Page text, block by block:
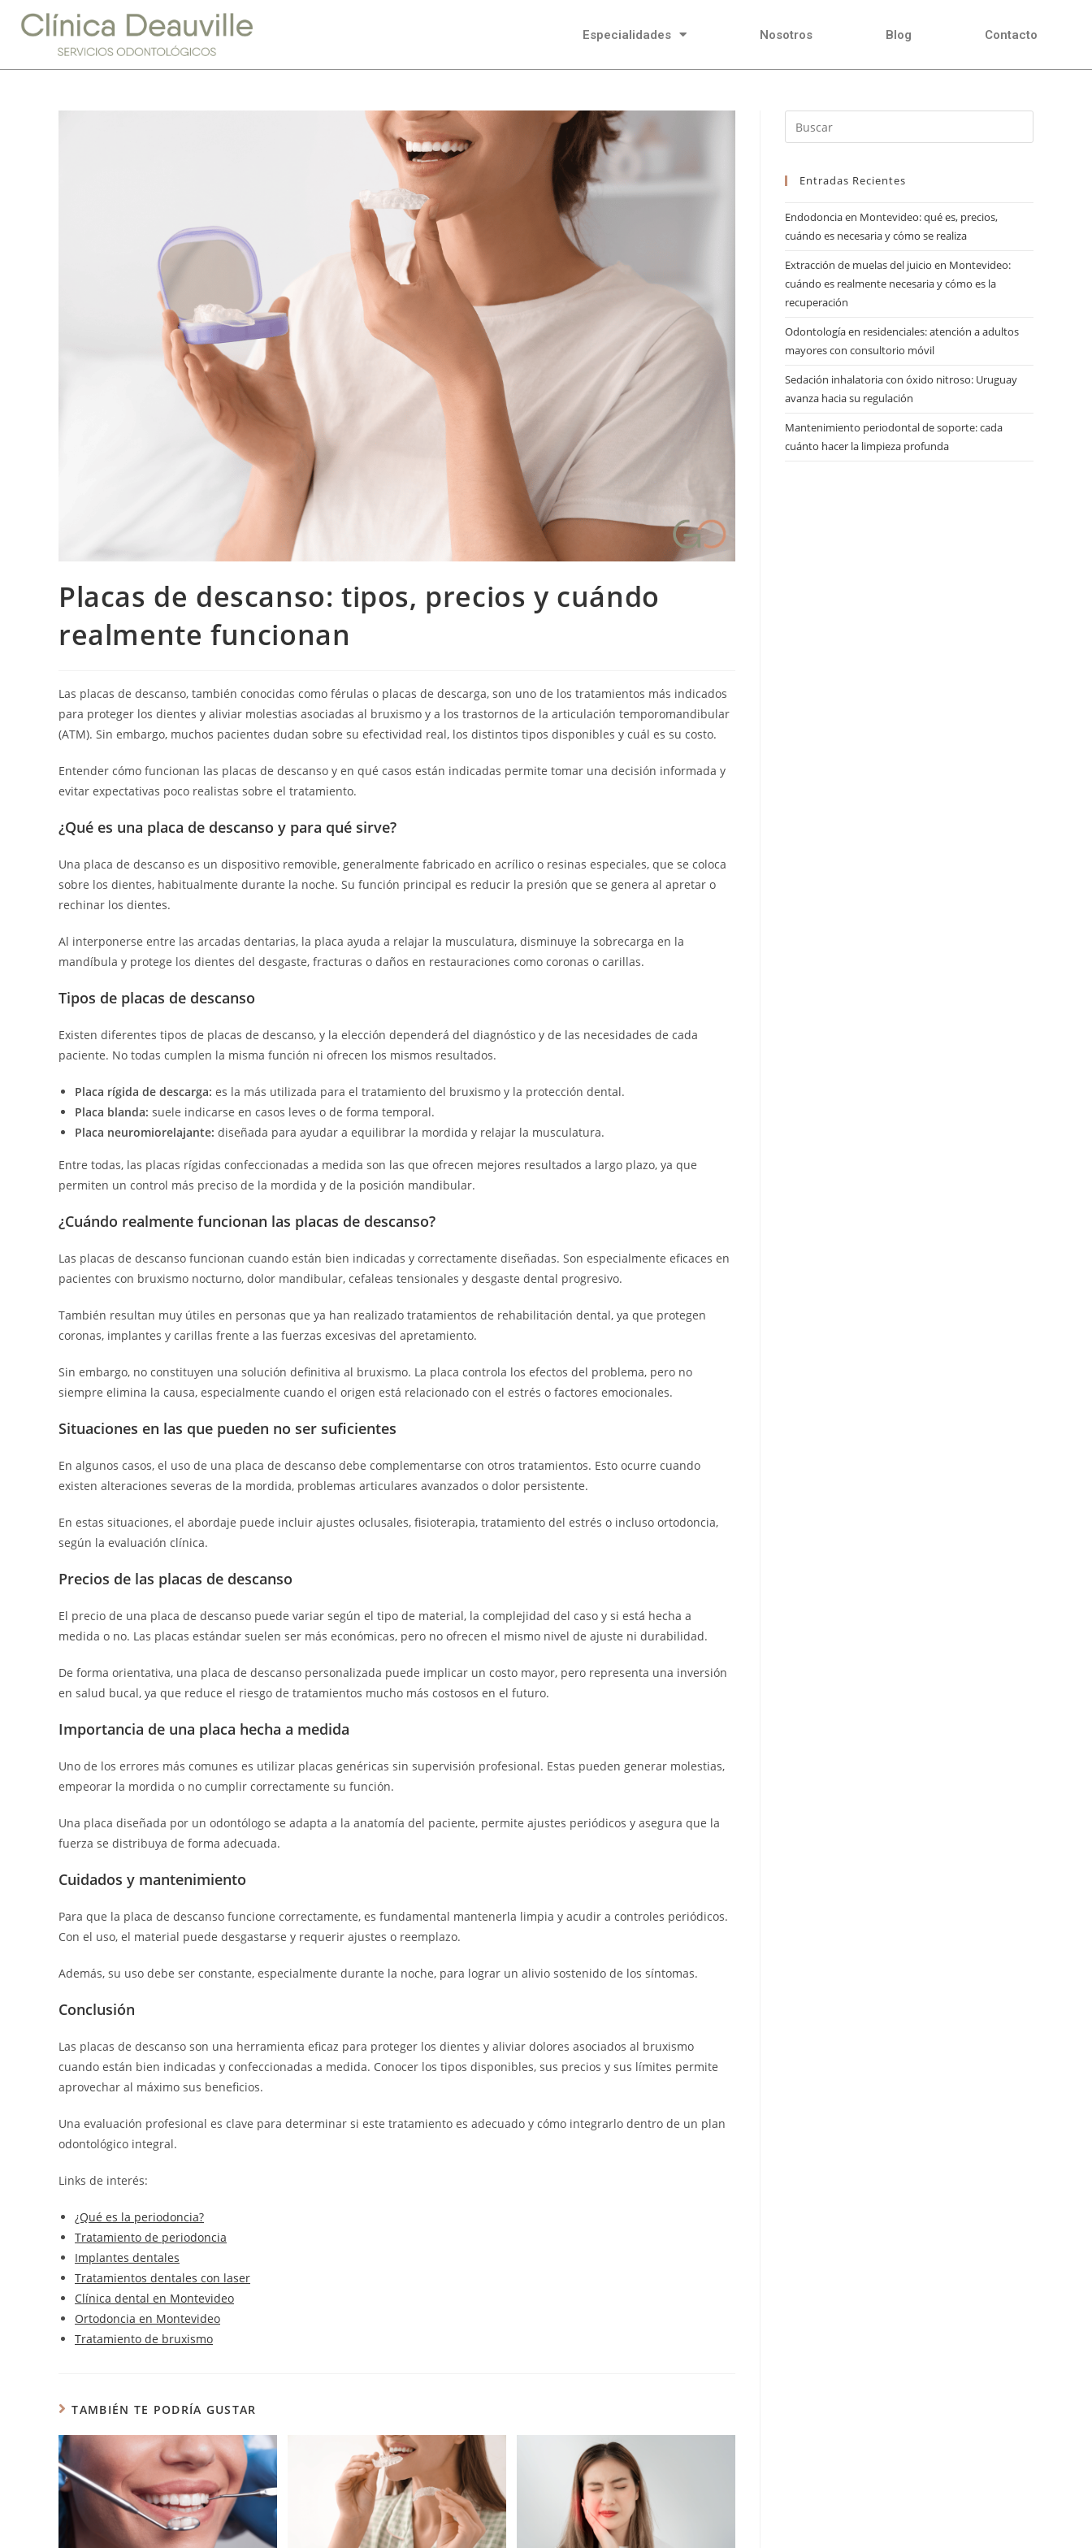
Especialidades Nosotros Blog Contacto
Placas de descanso: tipos, precios y cuándo
realmente funcionan
Las placas de descanso, también conocidas como férulas o placas de descarga, son uno de los tratamientos más indicados
para proteger los dientes y aliviar molestias asociadas al bruxismo y a los trastornos de la articulación temporomandibular
(ATM). Sin embargo, muchos pacientes dudan sobre su efectividad real, los distintos tipos disponibles y cuál es su costo.
Entender cómo funcionan las placas de descanso y en qué casos están indicadas permite tomar una decisión informada y
evitar expectativas poco realistas sobre el tratamiento.
¿Qué es una placa de descanso y para qué sirve?
Una placa de descanso es un dispositivo removible, generalmente fabricado en acrílico o resinas especiales, que se coloca
sobre los dientes, habitualmente durante la noche. Su función principal es reducir la presión que se genera al apretar o
rechinar los dientes.
Al interponerse entre las arcadas dentarias, la placa ayuda a relajar la musculatura, disminuye la sobrecarga en la
mandíbula y protege los dientes del desgaste, fracturas o daños en restauraciones como coronas o carillas.
Tipos de placas de descanso
Existen diferentes tipos de placas de descanso, y la elección dependerá del diagnóstico y de las necesidades de cada
paciente. No todas cumplen la misma función ni ofrecen los mismos resultados.
Placa rígida de descarga: es la más utilizada para el tratamiento del bruxismo y la protección dental.
Placa blanda: suele indicarse en casos leves o de forma temporal.
Placa neuromiorelajante: diseñada para ayudar a equilibrar la mordida y relajar la musculatura.
Entre todas, las placas rígidas confeccionadas a medida son las que ofrecen mejores resultados a largo plazo, ya que
permiten un control más preciso de la mordida y de la posición mandibular.
¿Cuándo realmente funcionan las placas de descanso?
Las placas de descanso funcionan cuando están bien indicadas y correctamente diseñadas. Son especialmente eficaces en
pacientes con bruxismo nocturno, dolor mandibular, cefaleas tensionales y desgaste dental progresivo.
También resultan muy útiles en personas que ya han realizado tratamientos de rehabilitación dental, ya que protegen
coronas, implantes y carillas frente a las fuerzas excesivas del apretamiento.
Sin embargo, no constituyen una solución definitiva al bruxismo. La placa controla los efectos del problema, pero no
siempre elimina la causa, especialmente cuando el origen está relacionado con el estrés o factores emocionales.
Situaciones en las que pueden no ser suficientes
En algunos casos, el uso de una placa de descanso debe complementarse con otros tratamientos. Esto ocurre cuando
existen alteraciones severas de la mordida, problemas articulares avanzados o dolor persistente.
En estas situaciones, el abordaje puede incluir ajustes oclusales, fisioterapia, tratamiento del estrés o incluso ortodoncia,
según la evaluación clínica.
Precios de las placas de descanso
El precio de una placa de descanso puede variar según el tipo de material, la complejidad del caso y si está hecha a
medida o no. Las placas estándar suelen ser más económicas, pero no ofrecen el mismo nivel de ajuste ni durabilidad.
De forma orientativa, una placa de descanso personalizada puede implicar un costo mayor, pero representa una inversión
en salud bucal, ya que reduce el riesgo de tratamientos mucho más costosos en el futuro.
Importancia de una placa hecha a medida
Uno de los errores más comunes es utilizar placas genéricas sin supervisión profesional. Estas pueden generar molestias,
empeorar la mordida o no cumplir correctamente su función.
Una placa diseñada por un odontólogo se adapta a la anatomía del paciente, permite ajustes periódicos y asegura que la
fuerza se distribuya de forma adecuada.
Cuidados y mantenimiento
Para que la placa de descanso funcione correctamente, es fundamental mantenerla limpia y acudir a controles periódicos.
Con el uso, el material puede desgastarse y requerir ajustes o reemplazo.
Además, su uso debe ser constante, especialmente durante la noche, para lograr un alivio sostenido de los síntomas.
Conclusión
Las placas de descanso son una herramienta eficaz para proteger los dientes y aliviar dolores asociados al bruxismo
cuando están bien indicadas y confeccionadas a medida. Conocer los tipos disponibles, sus precios y sus límites permite
aprovechar al máximo sus beneficios.
Una evaluación profesional es clave para determinar si este tratamiento es adecuado y cómo integrarlo dentro de un plan
odontológico integral.
Links de interés:
¿Qué es la periodoncia?
Tratamiento de periodoncia
Implantes dentales
Tratamientos dentales con laser
Clínica dental en Montevideo
Ortodoncia en Montevideo
Tratamiento de bruxismo
TAMBIÉN TE PODRÍA GUSTAR
Entradas Recientes
Endodoncia en Montevideo: qué es, precios,
cuándo es necesaria y cómo se realiza
Extracción de muelas del juicio en Montevideo:
cuándo es realmente necesaria y cómo es la
recuperación
Odontología en residenciales: atención a adultos
mayores con consultorio móvil
Sedación inhalatoria con óxido nitroso: Uruguay
avanza hacia su regulación
Mantenimiento periodontal de soporte: cada
cuánto hacer la limpieza profunda